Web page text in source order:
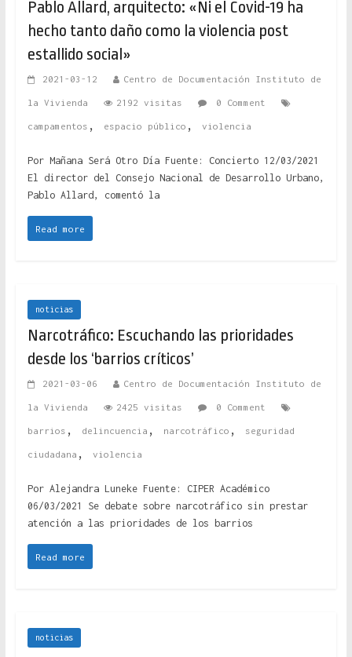
Pablo Allard, arquitecto: «Ni el Covid-19 ha
hecho tanto daño como la violencia post
estallido social»
2021-03-12 Centro de Documentación Instituto de
la Vivienda 2192 visitas 0 Comment
campamentos , espacio público , violencia
Por Mañana Será Otro Día Fuente: Concierto 12/03/2021
El director del Consejo Nacional de Desarrollo Urbano,
Pablo Allard, comentó la
Read more
noticias
Narcotráfico: Escuchando las prioridades
desde los ‘barrios críticos’
2021-03-06 Centro de Documentación Instituto de
la Vivienda 2425 visitas 0 Comment
barrios , delincuencia , narcotráfico , seguridad
ciudadana , violencia
Por Alejandra Luneke Fuente: CIPER Académico
06/03/2021 Se debate sobre narcotráfico sin prestar
atención a las prioridades de los barrios
Read more
noticias